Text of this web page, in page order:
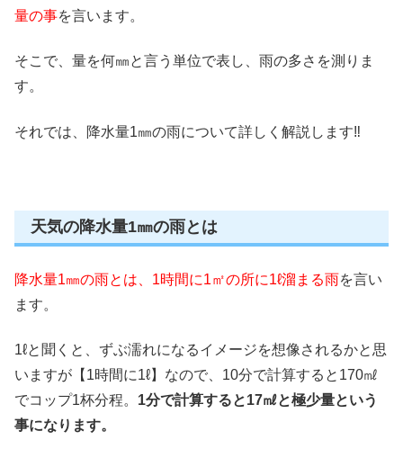
量の事を言います。
そこで、量を何㎜と言う単位で表し、雨の多さを測りま
す。
それでは、降水量1㎜の雨について詳しく解説します‼︎
天気の降水量1㎜の雨とは
降水量1㎜の雨とは、1時間に1㎡の所に1ℓ溜まる雨を言い
ます。
1ℓと聞くと、ずぶ濡れになるイメージを想像されるかと思
いますが【1時間に1ℓ】なので、10分で計算すると170㎖
でコップ1杯分程。 1分で計算すると17㎖と極少量という
事になります。